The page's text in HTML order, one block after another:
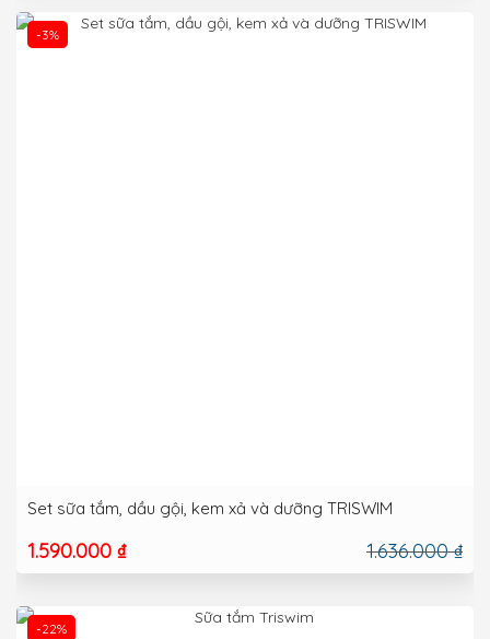
-3%
Set sữa tắm, dầu gội, kem xả và dưỡng TRISWIM
1.590.000 ₫ 1.636.000 ₫
-22%